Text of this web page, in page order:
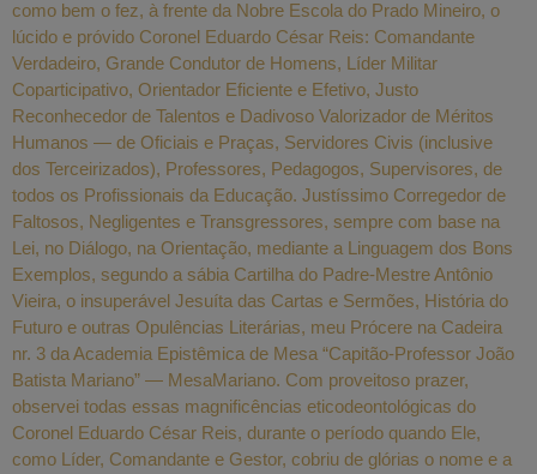
como bem o fez, à frente da Nobre Escola do Prado Mineiro, o
lúcido e próvido Coronel Eduardo César Reis: Comandante
Verdadeiro, Grande Condutor de Homens, Líder Militar
Coparticipativo, Orientador Eficiente e Efetivo, Justo
Reconhecedor de Talentos e Dadivoso Valorizador de Méritos
Humanos — de Oficiais e Praças, Servidores Civis (inclusive
dos Terceirizados), Professores, Pedagogos, Supervisores, de
todos os Profissionais da Educação. Justíssimo Corregedor de
Faltosos, Negligentes e Transgressores, sempre com base na
Lei, no Diálogo, na Orientação, mediante a Linguagem dos Bons
Exemplos, segundo a sábia Cartilha do Padre-Mestre Antônio
Vieira, o insuperável Jesuíta das Cartas e Sermões, História do
Futuro e outras Opulências Literárias, meu Prócere na Cadeira
nr. 3 da Academia Epistêmica de Mesa “Capitão-Professor João
Batista Mariano” — MesaMariano. Com proveitoso prazer,
observei todas essas magnificências eticodeontológicas do
Coronel Eduardo César Reis, durante o período quando Ele,
como Líder, Comandante e Gestor, cobriu de glórias o nome e a